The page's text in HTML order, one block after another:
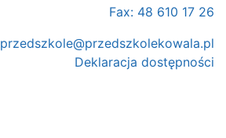
Fax: 48 610 17 26
przedszkole@przedszkolekowala.pl
Deklaracja dostępności